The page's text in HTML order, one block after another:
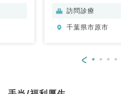
循環器内科、呼
科、老年内科、
訪問診療
千葉県市原市
<